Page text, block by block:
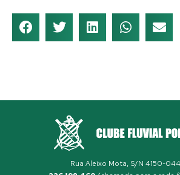
Rua Aleixo Mota, S/N 4150-